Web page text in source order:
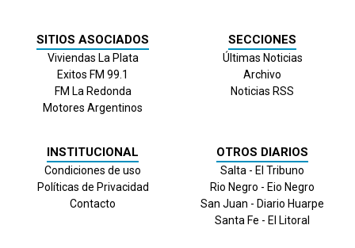
SITIOS ASOCIADOS
Viviendas La Plata
Exitos FM 99.1
FM La Redonda
Motores Argentinos
SECCIONES
Últimas Noticias
Archivo
Noticias RSS
INSTITUCIONAL
Condiciones de uso
Políticas de Privacidad
Contacto
OTROS DIARIOS
Salta - El Tribuno
Rio Negro - Eio Negro
San Juan - Diario Huarpe
Santa Fe - El Litoral